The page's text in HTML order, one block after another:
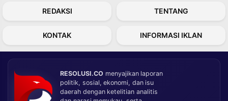
REDAKSI TENTANG
KONTAK INFORMASI IKLAN
RESOLUSI.CO menyajikan laporan
politik, sosial, ekonomi, dan isu
daerah dengan ketelitian analitis